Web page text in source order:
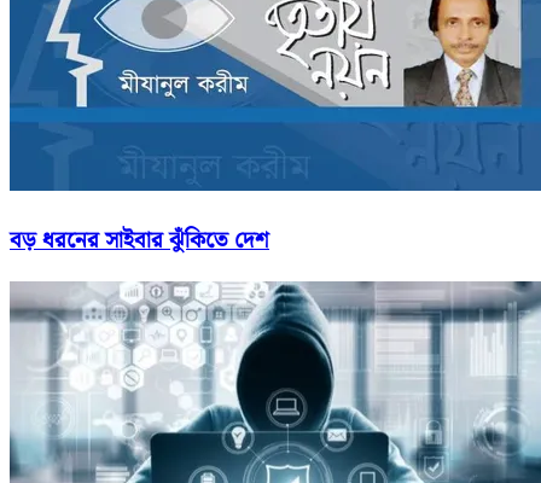
বড় ধরনের সাইবার ঝুঁকিতে দেশ